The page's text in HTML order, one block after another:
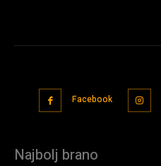
Facebook
Najbolj brano